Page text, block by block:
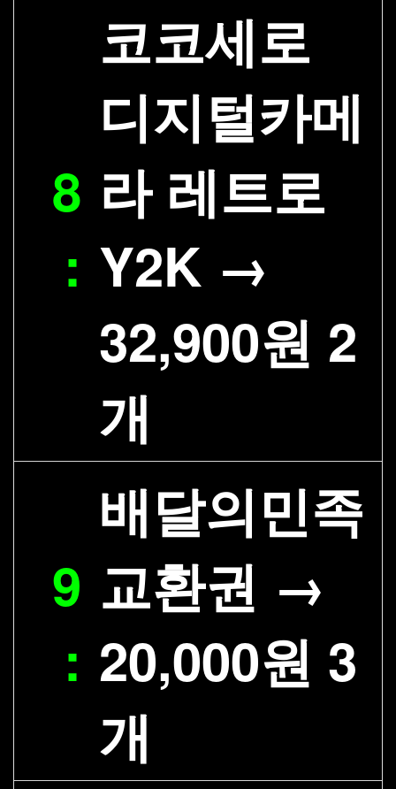
8
:
코코세로
디지털카메
라 레트로
Y2K →
32,900원 2
개
9
:
배달의민족
교환권 →
20,000원 3
개